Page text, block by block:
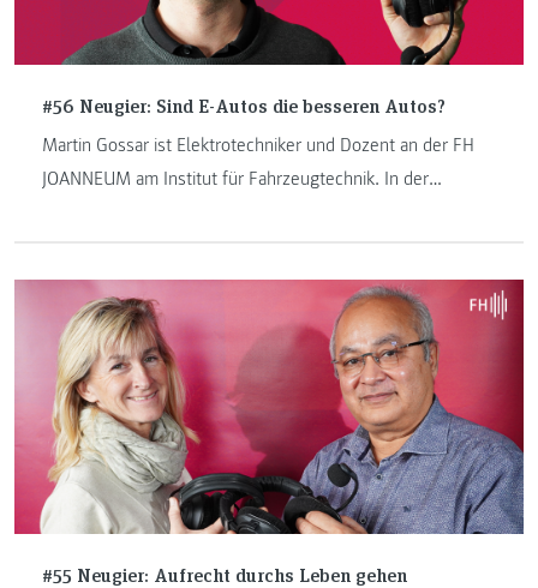
#56 Neugier: Sind E-Autos die besseren Autos?
Martin Gossar ist Elektrotechniker und Dozent an der FH
JOANNEUM am Institut für Fahrzeugtechnik. In der
tiefen Verständnis für Technik, Alltag und Zukunft.
#55 Neugier: Aufrecht durchs Leben gehen